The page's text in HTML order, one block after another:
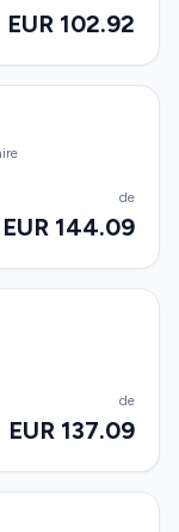
EUR 102.92
de
EUR 144.09
de
EUR 137.09